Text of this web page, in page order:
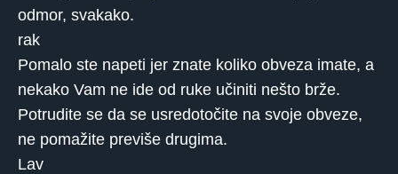
odmor, svakako.
rak
Pomalo ste napeti jer znate koliko obveza imate, a
nekako Vam ne ide od ruke učiniti nešto brže.
Potrudite se da se usredotočite na svoje obveze,
ne pomažite previše drugima.
Lav